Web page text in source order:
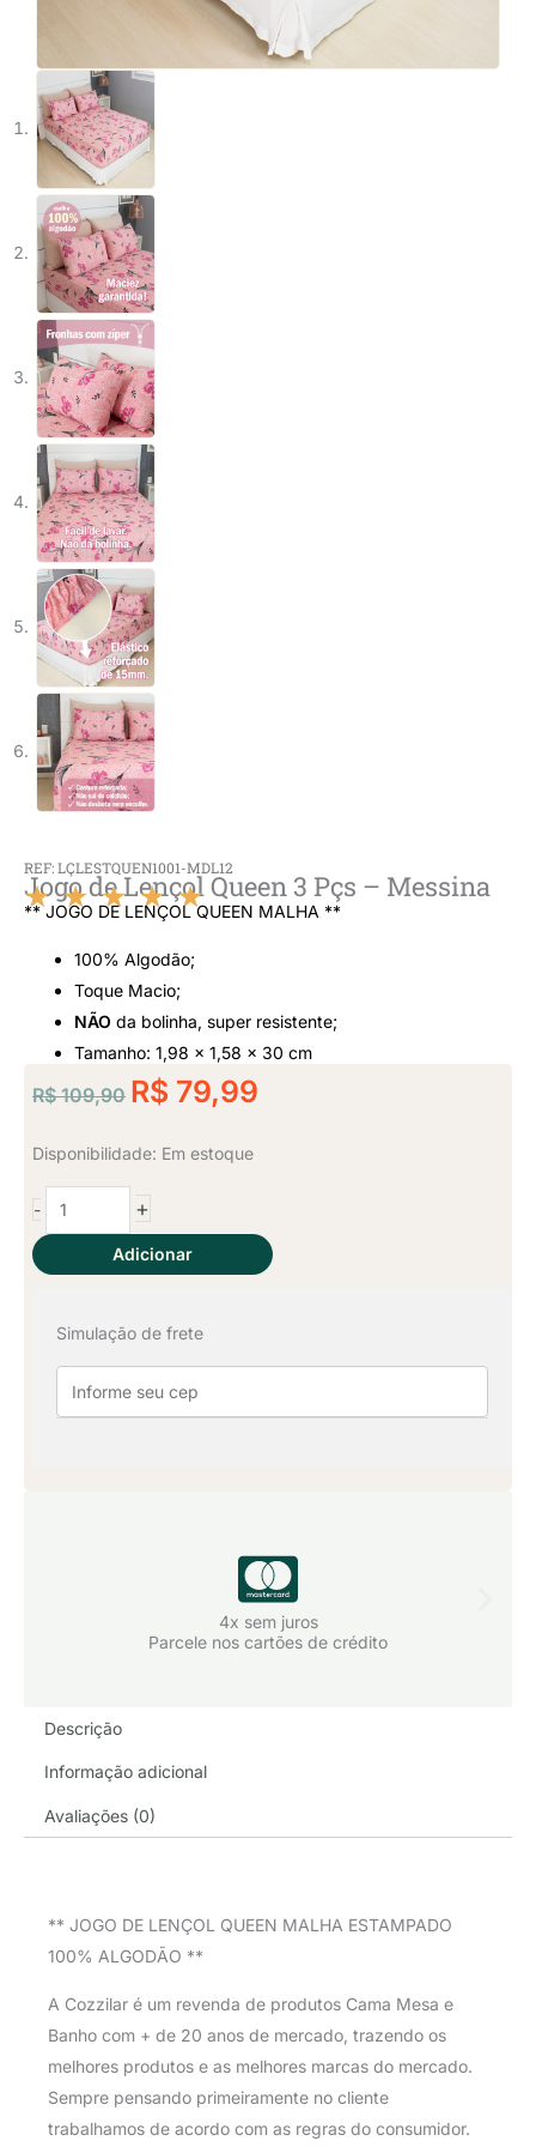
REF: LÇLESTQUEN1001-MDL12
Jogo de Lençol Queen 3 Pçs – Messina
★ ★ ★ ★ ★
Classificado
5
de
5
** JOGO DE LENÇOL QUEEN MALHA **
100% Algodão;
Toque Macio;
NÃO da bolinha, super resistente;
Tamanho: 1,98 x 1,58 x 30 cm
R$109,90
O
preço
original
R$ 109,90.
R$ 79,99
Disponibilidade: Em estoque
-
Jogo
de
Lençol
3
Messina
quantidade
+
Adicionar
Simulação de frete
4x sem juros
Parcele nos cartões de crédito
Descrição
Informação adicional
Avaliações (0)
** JOGO DE LENÇOL QUEEN MALHA ESTAMPADO
100% ALGODÃO **
A Cozzilar é um revenda de produtos Cama Mesa e
Banho com + de 20 anos de mercado, trazendo os
melhores produtos e as melhores marcas do mercado.
Sempre pensando primeiramente no cliente
trabalhamos de acordo com as regras do consumidor.